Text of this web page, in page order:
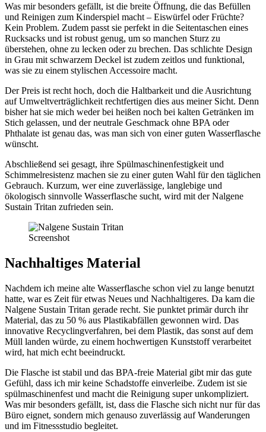
Was mir besonders gefällt, ist die breite Öffnung, die das Befüllen
und Reinigen zum Kinderspiel macht – Eiswürfel oder Früchte?
Kein Problem. Zudem passt sie perfekt in die Seitentaschen eines
Rucksacks und ist robust genug, um so manchen Sturz zu
überstehen, ohne zu lecken oder zu brechen. Das schlichte Design
in Grau mit schwarzem Deckel ist zudem zeitlos und funktional,
was sie zu einem stylischen Accessoire macht.
Der Preis ist recht hoch, doch die Haltbarkeit und die Ausrichtung
auf Umweltverträglichkeit rechtfertigen dies aus meiner Sicht. Denn
bisher hat sie mich weder bei heißen noch bei kalten Getränken im
Stich gelassen, und der neutrale Geschmack ohne BPA oder
Phthalate ist genau das, was man sich von einer guten Wasserflasche
wünscht.
Abschließend sei gesagt, ihre Spülmaschinenfestigkeit und
Schimmelresistenz machen sie zu einer guten Wahl für den täglichen
Gebrauch. Kurzum, wer eine zuverlässige, langlebige und
ökologisch sinnvolle Wasserflasche sucht, wird mit der Nalgene
Sustain Tritan zufrieden sein.
Screenshot
Nachhaltiges Material
Nachdem ich meine alte Wasserflasche schon viel zu lange benutzt
hatte, war es Zeit für etwas Neues und Nachhaltigeres. Da kam die
Nalgene Sustain Tritan gerade recht. Sie punktet primär durch ihr
Material, das zu 50 % aus Plastikabfällen gewonnen wird. Das
innovative Recyclingverfahren, bei dem Plastik, das sonst auf dem
Müll landen würde, zu einem hochwertigen Kunststoff verarbeitet
wird, hat mich echt beeindruckt.
Die Flasche ist stabil und das BPA-freie Material gibt mir das gute
Gefühl, dass ich mir keine Schadstoffe einverleibe. Zudem ist sie
spülmaschinenfest und macht die Reinigung super unkompliziert.
Was mir besonders gefällt, ist, dass die Flasche sich nicht nur für das
Büro eignet, sondern mich genauso zuverlässig auf Wanderungen
und im Fitnessstudio begleitet.